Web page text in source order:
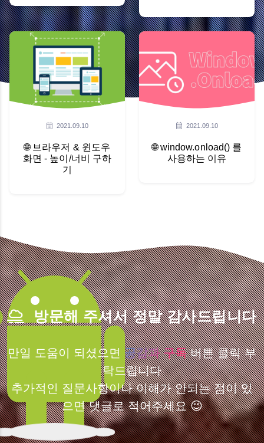
2021.09.10
🌐 브라우저 & 윈도우
화면 - 높이/너비 구하
기
2021.09.10
🌐 window.onload() 를
사용하는 이유
방문해 주셔서 정말 감사드립니다
만일 도움이 되셨으면 공감과 구독버튼 클릭 부
탁드립니다
추가적인 질문사항이나 이해가 안되는 점이 있
으면 댓글로 적어주세요 😉